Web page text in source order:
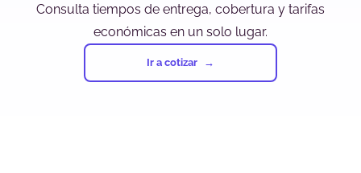
Consulta tiempos de entrega, cobertura y tarifas
económicas en un solo lugar.
Ir a cotizar